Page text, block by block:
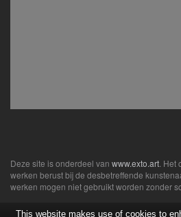
Deze site is onderdeel van www.exto.art .
werken berust bij de desbetreffende
werken mogen niet gebruikt worden zonder
This website makes use of cookies to